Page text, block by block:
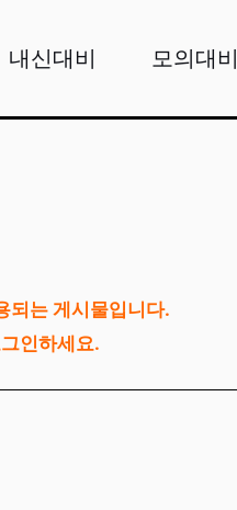
내신대비 모의대비
되는 게시물입니다.
인하세요.